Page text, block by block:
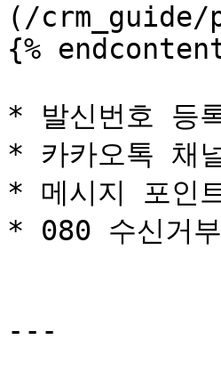
(/
{%
* 발신번호 등
* 카카오톡 채
* 메시지 포인
* 080 수신거
---